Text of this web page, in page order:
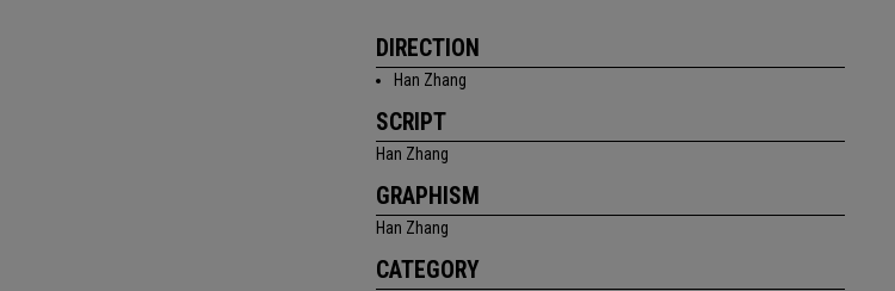
DIRECTION
Han Zhang
SCRIPT
Han Zhang
GRAPHISM
Han Zhang
CATEGORY